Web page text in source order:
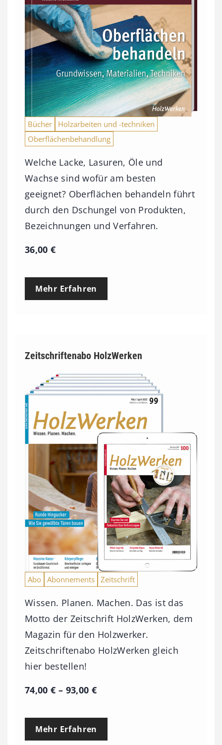
Bücher
Holzarbeiten und -techniken
Oberflächenbehandlung
Welche Lacke, Lasuren, Öle und
Wachse sind wofür am besten
geeignet? Oberflächen behandeln führt
durch den Dschungel von Produkten,
Bezeichnungen und Verfahren.
36,00€
Mehr Erfahren
Zeitschriftenabo HolzWerken
Abo Abonnements Zeitschrift
Wissen. Planen. Machen. Das ist das
Motto der Zeitschrift HolzWerken, dem
Magazin für den Holzwerker.
Zeitschriftenabo HolzWerken gleich
hier bestellen!
74,00€ – 93,00 €P
e
Mehr Erfahren